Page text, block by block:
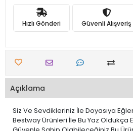
Hızlı Gönderi Güvenli Alışveriş
Açıklama
Siz Ve Sevdikleriniz İle Doyasıya
Bestway Ürünleri İle Bu Yaz Oldukça